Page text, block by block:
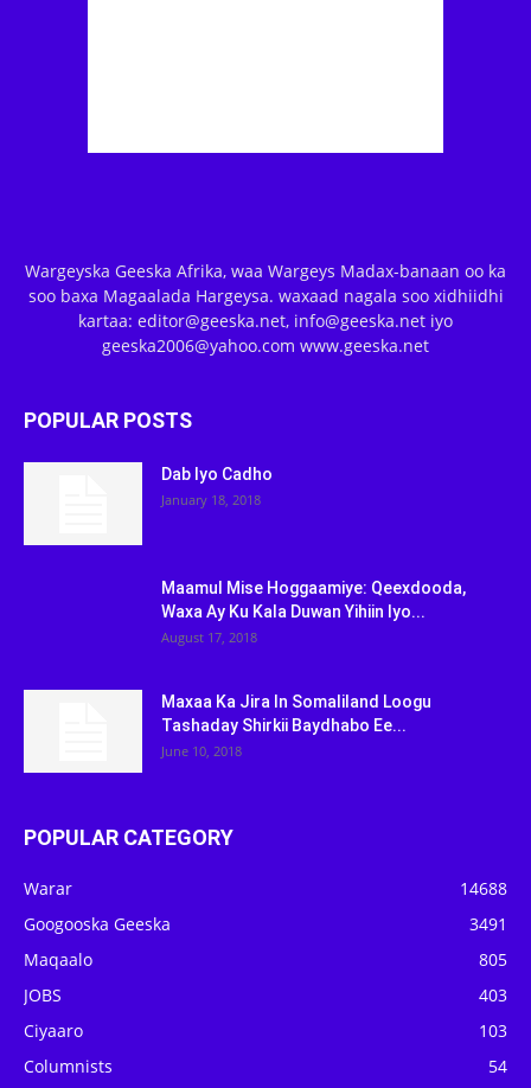
Wargeyska Geeska Afrika, waa Wargeys Madax-banaan oo ka
soo baxa Magaalada Hargeysa. waxaad nagala soo xidhiidhi
kartaa: editor@geeska.net, info@geeska.net iyo
geeska2006@yahoo.com www.geeska.net
POPULAR POSTS
Dab Iyo Cadho
January 18, 2018
Maamul Mise Hoggaamiye: Qeexdooda,
Waxa Ay Ku Kala Duwan Yihiin Iyo...
August 17, 2018
Maxaa Ka Jira In Somaliland Loogu
Tashaday Shirkii Baydhabo Ee...
June 10, 2018
POPULAR CATEGORY
Warar
14688
Googooska Geeska
3491
Maqaalo
805
JOBS
403
Ciyaaro
103
Columnists
54